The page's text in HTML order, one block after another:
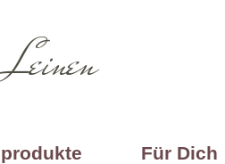
Für Dich